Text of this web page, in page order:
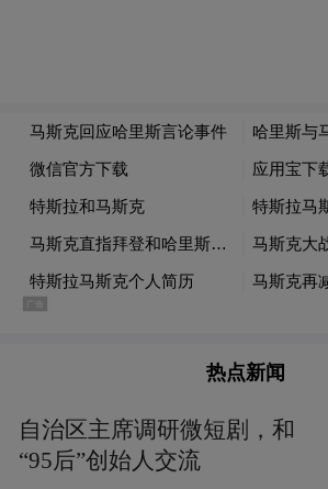
“特别声明：以上作品内容(包括在内
频)为凤凰网旗下自媒体平台“大风
布，本平台仅提供信息存储空间服务
Notice: The content above
pictures and audios if any) is
by the user of Dafeng Hao, which
platform and merely provides
space services.”
热点新闻
自治区主席调研微短剧，和
“95后”创始人交流